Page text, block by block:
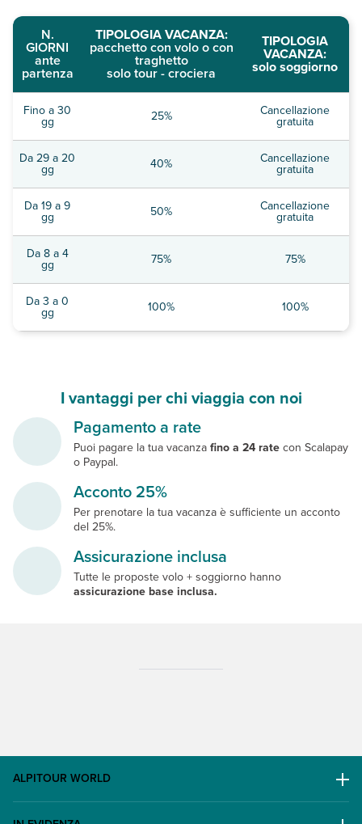
N.
GIORNI
ante
partenza
TIPOLOGIA VACANZA:
pacchetto con volo o con
traghetto
solo tour - crociera
TIPOLOGIA
VACANZA:
solo soggiorno
Fino a 30
gg 25% Cancellazione
gratuita
Da 29 a 20
gg 40% Cancellazione
gratuita
Da 19 a 9
gg 50% Cancellazione
gratuita
Da 8 a 4
gg 75% 75%
Da 3 a 0
gg 100% 100%
I vantaggi per chi viaggia con noi
Pagamento a rate
Puoi pagare la tua vacanzafino a 24 ratecon Scalapay
o Paypal.
Acconto 25%
Per prenotare la tua vacanza è sufficiente un acconto
del 25%.
Assicurazione inclusa
Tutte le proposte volo + soggiorno hanno
assicurazione base inclusa.
ALPITOUR WORLD
AWARD